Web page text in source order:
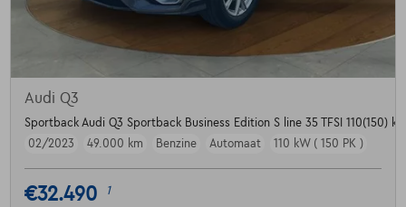
Audi Q3
Sportback Audi Q3 Sportback Business Edition S line 35 TFSI 110(150)
02/2023
49.000 km Benzine Automaat 110 kW ( 150 PK )
€32.490 1